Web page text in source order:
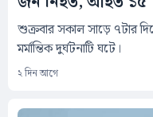
শুক্রবার সকাল সাড়ে ৭টার
মর্মান্তিক দুর্ঘটনাটি ঘটে।
২ দিন আগে